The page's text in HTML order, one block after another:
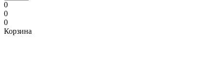
0
0
0
Корзина